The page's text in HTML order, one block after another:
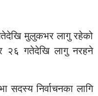
मुलुकभर लागु रहेको
२६ गतेदेखि लागु नरहने
सदस्य निर्वाचनका लागि